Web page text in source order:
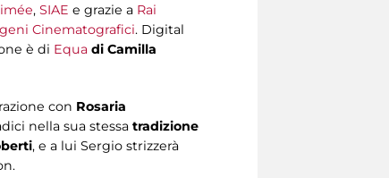
, SIAE e grazie a Rai
Cinematografici. Digital
è di Equa di Camilla
con Rosaria
nella sua stessa tradizione
, e a lui Sergio strizzerà